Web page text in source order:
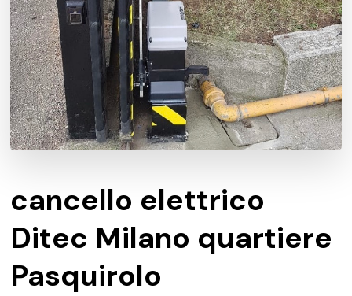
cancello elettrico
Ditec Milano quartiere
Pasquirolo